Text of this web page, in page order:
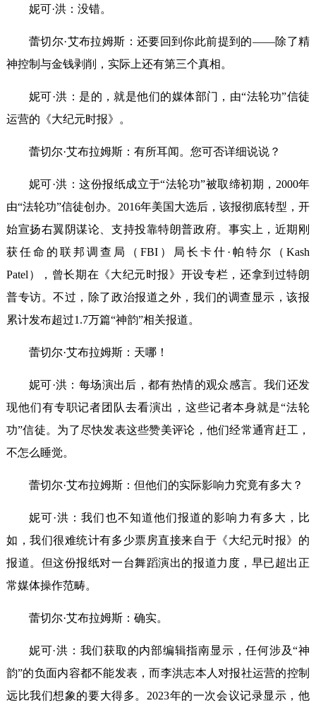
妮可·洪：没错。
蕾切尔·艾布拉姆斯：还要回到你此前提到的——除了精
神控制与金钱剥削，实际上还有第三个真相。
妮可·洪：是的，就是他们的媒体部门，由“法轮功”信徒
运营的《大纪元时报》。
蕾切尔·艾布拉姆斯：有所耳闻。您可否详细说说？
妮可·洪：这份报纸成立于“法轮功”被取缔初期，2000年
由“法轮功”信徒创办。2016年美国大选后，该报彻底转型，开
始宣扬右翼阴谋论、支持投靠特朗普政府。事实上，近期刚
获任命的联邦调查局（FBI）局长卡什·帕特尔（Kash
Patel），曾长期在《大纪元时报》开设专栏，还拿到过特朗
普专访。不过，除了政治报道之外，我们的调查显示，该报
累计发布超过1.7万篇“神韵”相关报道。
蕾切尔·艾布拉姆斯：天哪！
妮可·洪：每场演出后，都有热情的观众感言。我们还发
现他们有专职记者团队去看演出，这些记者本身就是“法轮
功”信徒。为了尽快发表这些赞美评论，他们经常通宵赶工，
不怎么睡觉。
蕾切尔·艾布拉姆斯：但他们的实际影响力究竟有多大？
妮可·洪：我们也不知道他们报道的影响力有多大，比
如，我们很难统计有多少票房直接来自于《大纪元时报》的
报道。但这份报纸对一台舞蹈演出的报道力度，早已超出正
常媒体操作范畴。
蕾切尔·艾布拉姆斯：确实。
妮可·洪：我们获取的内部编辑指南显示，任何涉及“神
韵”的负面内容都不能发表，而李洪志本人对报社运营的控制
远比我们想象的要大得多。2023年的一次会议记录显示，他